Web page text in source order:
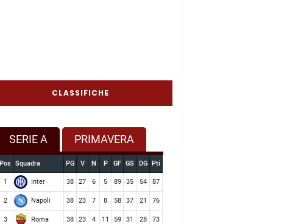
CLASSIFICHE
SERIE A PRIMAVERA
Pos Squadra PG V N P GF GS DG Pti
1 Inter 38 27 6 5 89 35 54 87
2 Napoli 38 23 7 8 58 37 21 76
3 Roma 38 23 4 11 59 31 28 73